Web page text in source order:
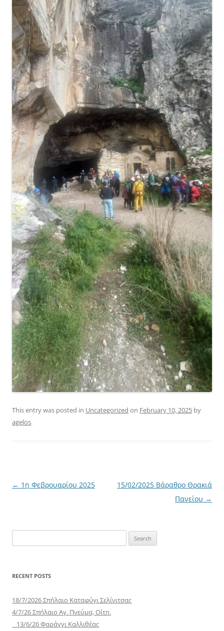
This entry was posted in Uncategorized on February 10, 2025 by
agelos.
Post
← 1η Φεβρουαρίου 2025
15/02/2025 Βάραθρο Θρακιά
Πανείου →
for:
RECENT POSTS
18/7/2026 Σπήλαιο Καταφύγι Σελίνιτσας
4/7/26 Σπήλαιο Αγ. Πνεύμα, Οίτη.
13/6/26 Φαράγγι Καλλιθέας